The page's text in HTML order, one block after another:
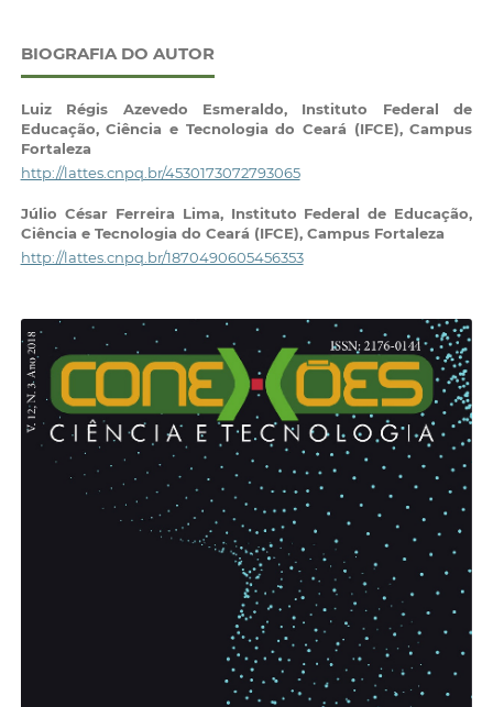
BIOGRAFIA DO AUTOR
Luiz Régis Azevedo Esmeraldo, Instituto Federal de
Educação, Ciência e Tecnologia do Ceará (IFCE), Campus
Fortaleza
http://lattes.cnpq.br/4530173072793065
Júlio César Ferreira Lima, Instituto Federal de Educação,
Ciência e Tecnologia do Ceará (IFCE), Campus Fortaleza
http://lattes.cnpq.br/1870490605456353